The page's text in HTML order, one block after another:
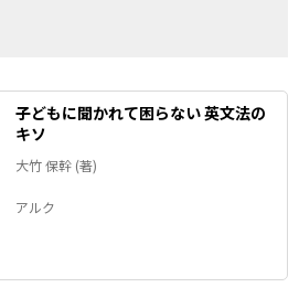
子どもに聞かれて困らない 英文法の
キソ
大竹 保幹 (著)
アルク